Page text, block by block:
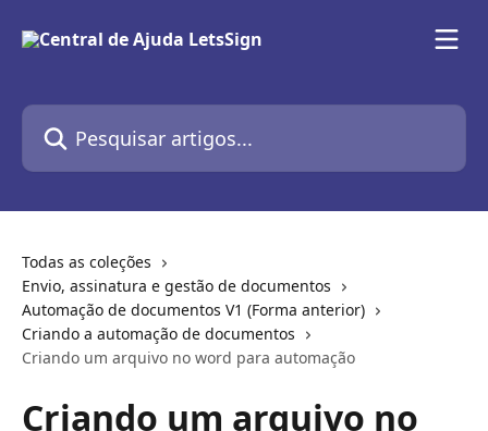
Pesquisar artigos...
Todas as coleções
Envio, assinatura e gestão de documentos
Automação de documentos V1 (Forma anterior)
Criando a automação de documentos
Criando um arquivo no word para automação
Criando um arquivo no